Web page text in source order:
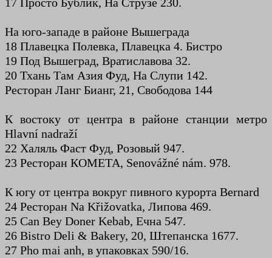
На юго-западе в районе Вышеграда
18 Плавецка Полевка, Плавецка 4. Бистро
19 Под Вышеград, Вратиславова 32.
20 Тхань Там Азия Фуд, На Слупи 142.
Ресторан Ланг Бианг, 21, Свободова 144
К востоку от центра в районе станции метро
Hlavní nadraží
22 Халяль Фаст Фуд, Розовый 947.
23 Ресторан КОМЕТА, Senovážné nám. 978.
К югу от центра вокруг пивного курорта Bernard
24 Ресторан Na Křižovatka, Липова 469.
25 Can Bey Doner Kebab, Ечна 547.
26 Bistro Deli & Bakery, 20, Штепанска 1677.
27 Pho mai anh, в упаковках 590/16.